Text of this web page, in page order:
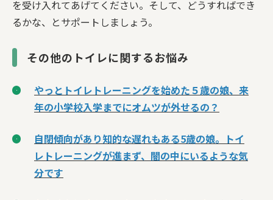
を受け入れてあげてください。そして、どうすればでき
るかな、とサポートしましょう。
その他のトイレに関するお悩み
やっとトイレトレーニングを始めた５歳の娘、来
年の小学校入学までにオムツが外せるの？
自閉傾向があり知的な遅れもある5歳の娘。トイ
レトレーニングが進まず、闇の中にいるような気
分です